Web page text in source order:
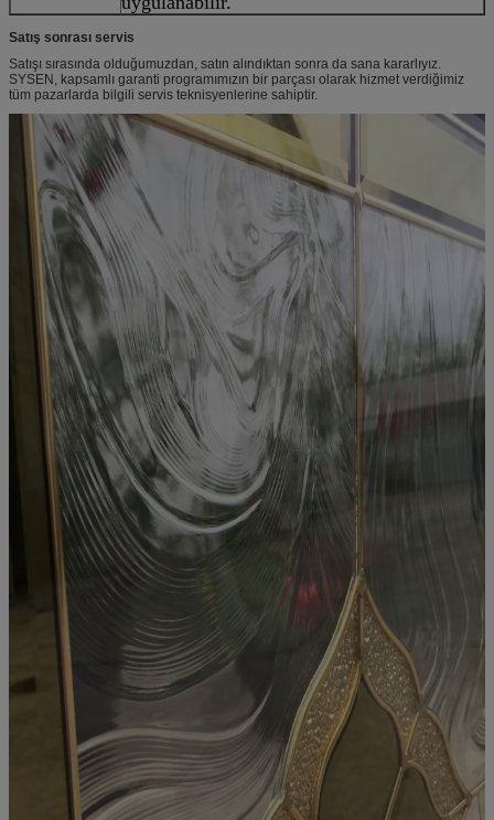
Satış sonrası servis
Satışı sırasında olduğumuzdan, satın alındıktan sonra da sana kararlıyız.
SYSEN, kapsamlı garanti programımızın bir parçası olarak hizmet verdiğimiz
tüm pazarlarda bilgili servis teknisyenlerine sahiptir.